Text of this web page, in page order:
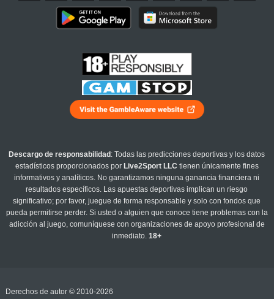
Descargo de responsabilidad : Todas las predicciones deportivas y los datos
estadísticos proporcionados por Live2Sport LLC tienen únicamente fines
informativos y analíticos. No garantizamos ninguna ganancia financiera ni
resultados específicos. Las apuestas deportivas implican un riesgo
significativo; por favor, juegue de forma responsable y solo con fondos que
pueda permitirse perder. Si usted o alguien que conoce tiene problemas con la
adicción al juego, comuníquese con organizaciones de apoyo profesional de
inmediato.18+
Derechos de autor © 2010-2026